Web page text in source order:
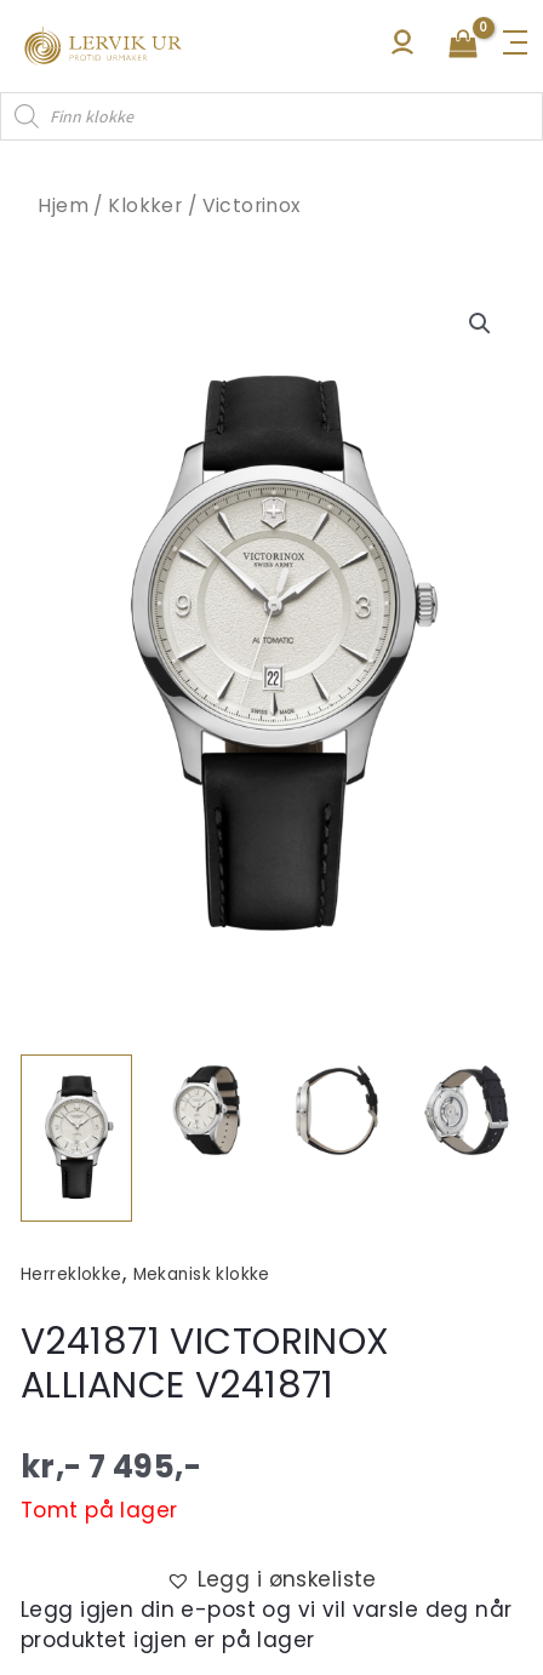
rett
innholdet
Products
search
Hjem / Klokker / Victorinox
Herreklokke, Mekanisk klokke
V241871 VICTORINOX
ALLIANCE V241871
kr,- 7 495,-
Tomt på lager
Legg i ønskeliste
Legg igjen din e-post og vi vil varsle deg når
produktet igjen er på lager